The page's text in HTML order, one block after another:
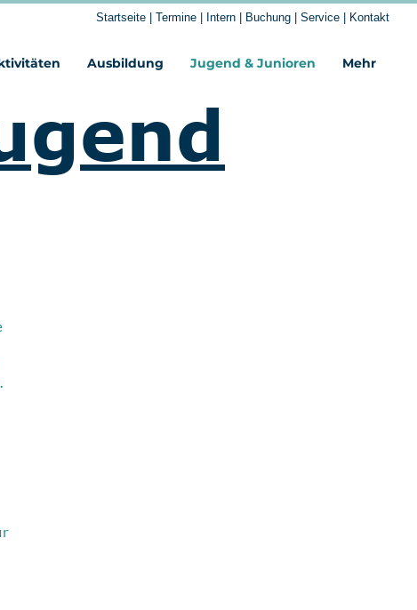
Ausbildung Jugend & Junioren Mehr‎
Startseite Termine Intern Buchung Service Kontakt